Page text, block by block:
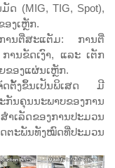
ດ (MIG, TIG, Spot),
ອງເຫຼັກ.
ານຕີ່ສະແຕັມ: ການຕີ່
ານຂັດເງົາ, ແລະ ເຕັກ
ຂອງແຜ່ນເຫຼັກ.
ດຕັ້ງຂຶ້ນເປັນພິເສດ ມີ
ຄຸນນະພາບຂອງການ
ລັດຂອງການປະມວນ
ຕະພັນທັງໝົດທີ່ປະມວນ